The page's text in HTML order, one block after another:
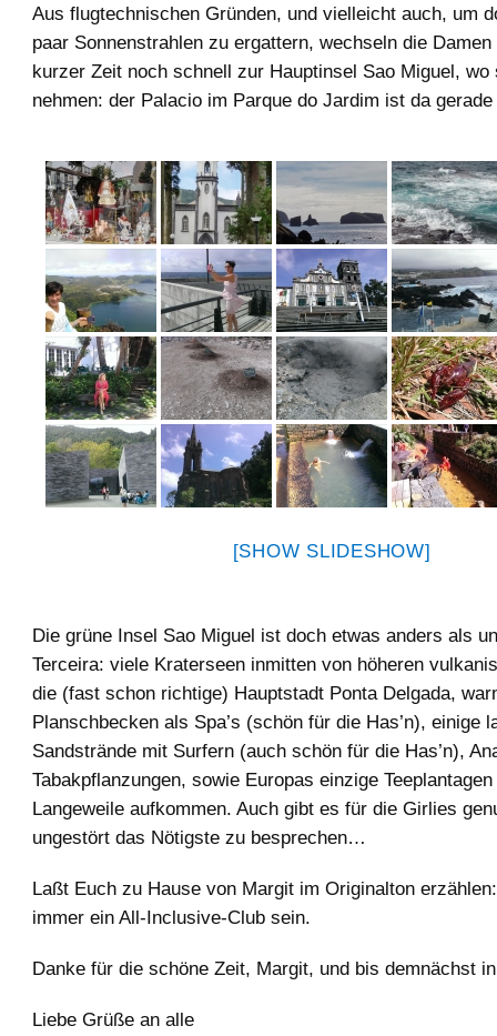
Aus flugtechnischen Gründen, und vielleicht auch, um
paar Sonnenstrahlen zu ergattern, wechseln die
kurzer Zeit noch schnell zur Hauptinsel Sao Miguel, wo
nehmen: der Palacio im Parque do Jardim ist da
[SHOW SLIDESHOW]
Die grüne Insel Sao Miguel ist doch etwas anders als
Terceira: viele Kraterseen inmitten von höheren
die (fast schon richtige) Hauptstadt Ponta Delgada,
Planschbecken als Spa’s (schön für die Has’n), einige
Sandstrände mit Surfern (auch schön für die Has’n),
Tabakpflanzungen, sowie Europas einzige
Langeweile aufkommen. Auch gibt es für die Girlies
ungestört das Nötigste zu besprechen…
Laßt Euch zu Hause von Margit im Originalton
immer ein All-Inclusive-Club sein.
Danke für die schöne Zeit, Margit, und bis demnächst
Liebe Grüße an alle